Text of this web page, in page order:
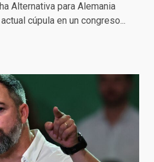
Alternativa para Alemania
cúpula en un congreso...